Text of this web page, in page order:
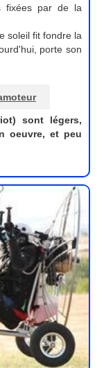
fixées par de la
soleil fit fondre la
porte son
sont légers,
oeuvre, et peu